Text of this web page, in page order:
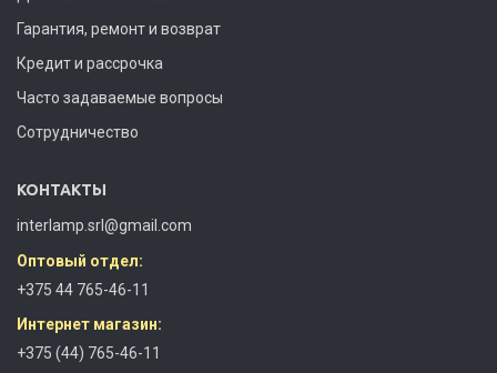
Гарантия, ремонт и возврат
Кредит и рассрочка
Часто задаваемые вопросы
Сотрудничество
КОНТАКТЫ
interlamp.srl@gmail.com
Оптовый отдел:
+375 44 765-46-11
Интернет магазин:
+375 (44) 765-46-11